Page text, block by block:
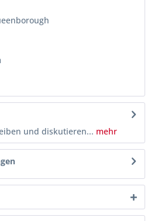
und diskutieren... mehr